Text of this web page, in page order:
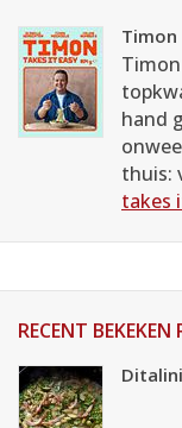
hand
thuis:
takes
RECENT BEKEKEN